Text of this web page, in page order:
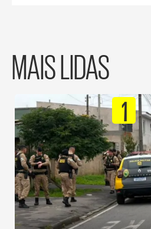
MAIS LIDAS
1